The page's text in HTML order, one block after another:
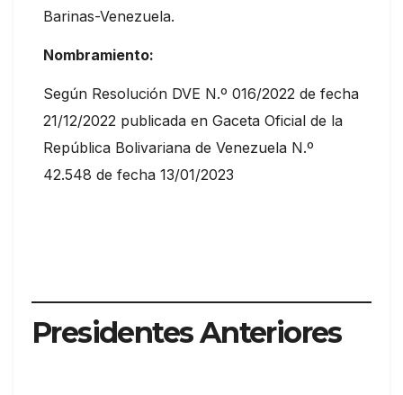
Barinas-Venezuela.
Nombramiento:
Según Resolución DVE N.º 016/2022 de fecha
21/12/2022 publicada en Gaceta Oficial de la
República Bolivariana de Venezuela N.º
42.548 de fecha 13/01/2023
Presidentes Anteriores